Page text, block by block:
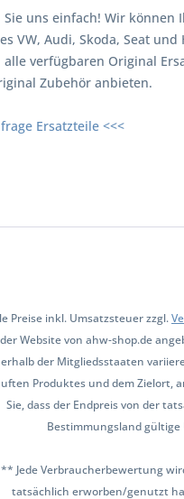
Sie uns einfach! Wir können
VW, Audi, Skoda, Seat und
alle verfügbaren Original
Zubehör anbieten.
Ersatzteile <<<
Preise inkl. Umsatzsteuer zzgl.
Website von ahw-shop.de
der Mitgliedsstaaten
Produktes und dem Zielort,
Sie, dass der Endpreis von der
Bestimmungsland
** Jede Verbraucherbewertung
tatsächlich erworben/genutzt